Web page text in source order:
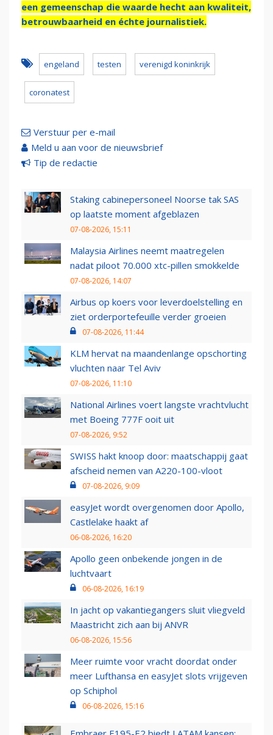
een gemeenschap die waarde hecht aan kwaliteit,
betrouwbaarheid en échte journalistiek.
engeland testen verenigd koninkrijk
coronatest
Verstuur per e-mail
Meld u aan voor de nieuwsbrief
Tip de redactie
Staking cabinepersoneel Noorse tak SAS
op laatste moment afgeblazen
07-08-2026, 15:11
Malaysia Airlines neemt maatregelen
nadat piloot 70.000 xtc-pillen smokkelde
07-08-2026, 14:07
Airbus op koers voor leverdoelstelling en
ziet orderportefeuille verder groeien
07-08-2026, 11:44
KLM hervat na maandenlange opschorting
vluchten naar Tel Aviv
07-08-2026, 11:10
National Airlines voert langste vrachtvlucht
met Boeing 777F ooit uit
07-08-2026, 9:52
SWISS hakt knoop door: maatschappij gaat
afscheid nemen van A220-100-vloot
07-08-2026, 9:09
easyJet wordt overgenomen door Apollo,
Castlelake haakt af
06-08-2026, 16:20
Apollo geen onbekende jongen in de
luchtvaart
06-08-2026, 16:19
In jacht op vakantiegangers sluit vliegveld
Maastricht zich aan bij ANVR
06-08-2026, 15:56
Meer ruimte voor vracht doordat onder
meer Lufthansa en easyJet slots vrijgeven
op Schiphol
06-08-2026, 15:16